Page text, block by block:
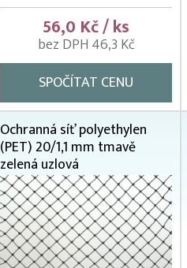
56,0 Kč / ks
bez DPH 46,3 Kč
SPOČÍTAT CENU
Ochranná síť polyethylen
(PET) 20/1,1 mm tmavě
zelená uzlová